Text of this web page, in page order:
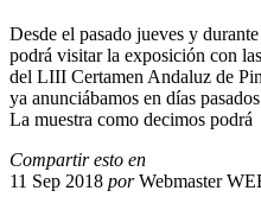
Desde el pasado jueves y
podrá visitar la exposición con
del LIII Certamen Andaluz de
ya anunciábamos en días
La muestra como decimos podrá
Compartir esto en
11 Sep 2018 porWebmaster